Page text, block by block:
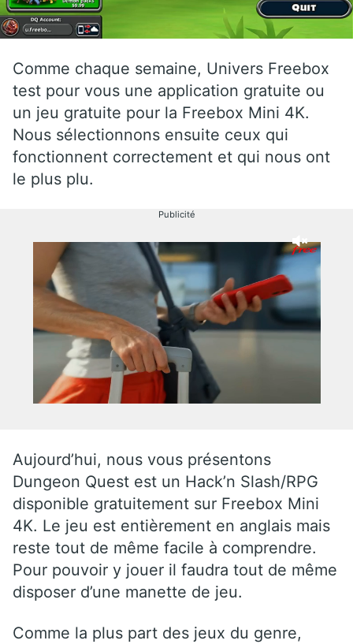
Comme chaque semaine, Univers Freebox
test pour vous une application gratuite ou
un jeu gratuite pour la Freebox Mini 4K.
Nous sélectionnons ensuite ceux qui
fonctionnent correctement et qui nous ont
le plus plu.
Publicité
Aujourd’hui, nous vous présentons
Dungeon Quest est un Hack’n Slash/RPG
disponible gratuitement sur Freebox Mini
4K. Le jeu est entièrement en anglais mais
reste tout de même facile à comprendre.
Pour pouvoir y jouer il faudra tout de même
disposer d’une manette de jeu.
Comme la plus part des jeux du genre,